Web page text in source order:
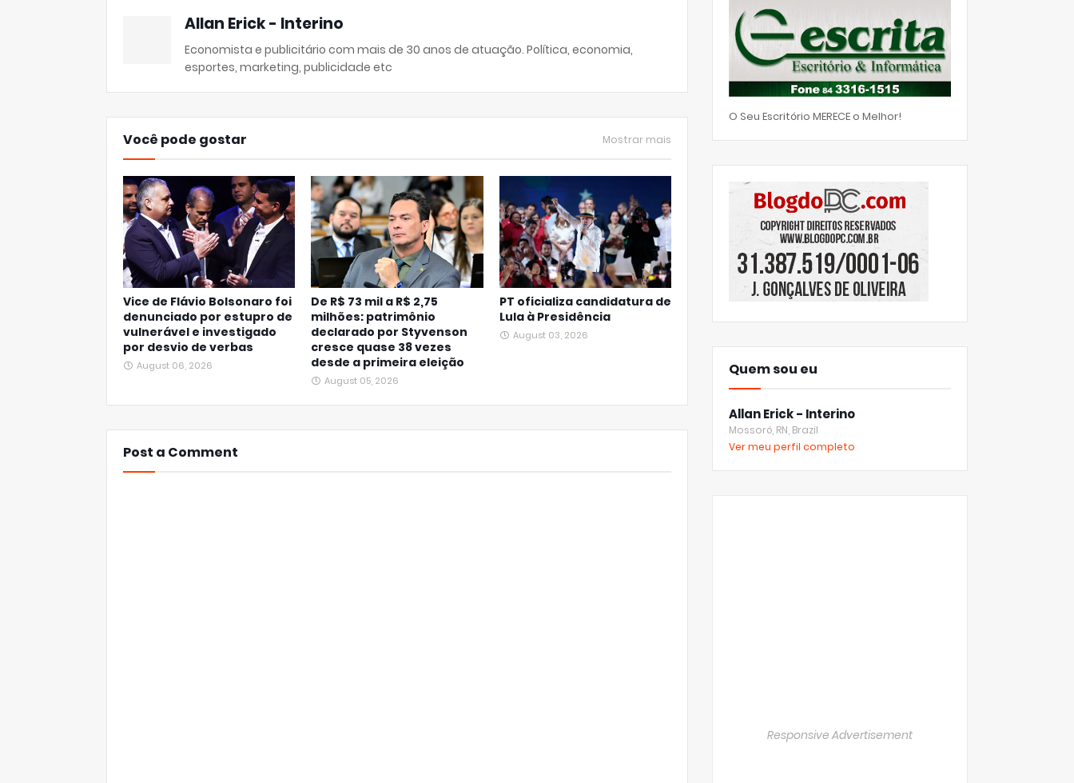
Allan Erick - Interino
Economista e publicitário com mais de 30 anos de atuação. Política, economia,
esportes, marketing, publicidade etc
Você pode gostar Mostrar mais
Vice de Flávio Bolsonaro foi
denunciado por estupro de
vulnerável e investigado
por desvio de verbas
August 06, 2026
De R$ 73 mil a R$ 2,75
milhões: patrimônio
declarado por Styvenson
cresce quase 38 vezes
desde a primeira eleição
August 05, 2026
PT oficializa candidatura de
Lula à Presidência
August 03, 2026
Post a Comment
O Seu Escritório MERECE o Melhor!
Quem sou eu
Allan Erick - Interino
Mossoró, RN, Brazil
Ver meu perfil completo
Responsive Advertisement